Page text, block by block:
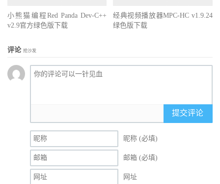
小熊猫编程Red Panda Dev-C++
v2.9官方绿色版下载
经典视频播放器MPC-HC v1.9.24
绿色版下载
评论 抢沙发
提交评论
昵称 (必填)
邮箱 (必填)
网址